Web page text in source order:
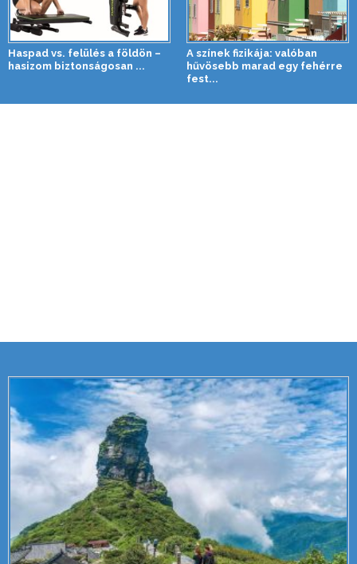
Haspad vs. felülés a földön –
hasizom biztonságosan ...
A színek fizikája: valóban
hűvösebb marad egy fehérre
fest...